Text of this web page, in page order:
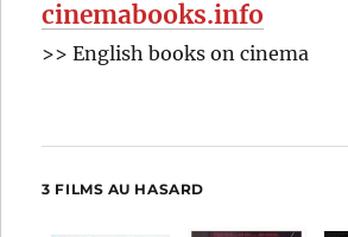
cinemabooks.info
>> English books on cinema
3 FILMS AU HASARD